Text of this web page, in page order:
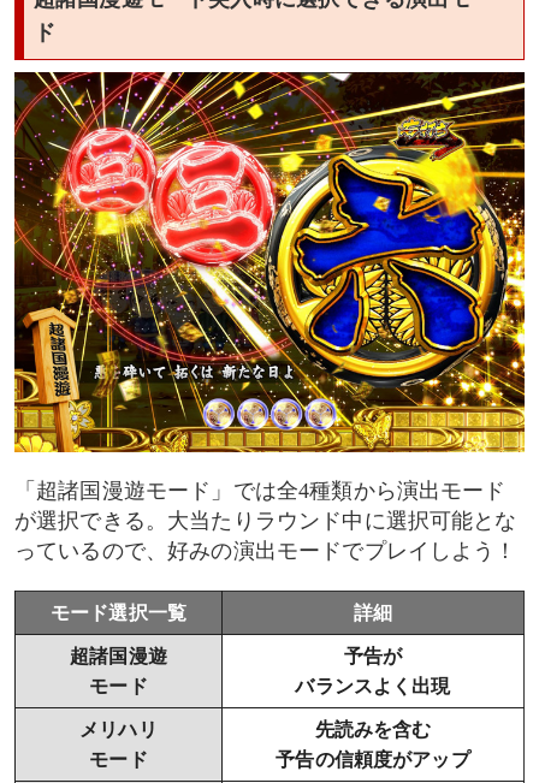
ド
「超諸国漫遊モード」では全4種類から演出モード
が選択できる。大当たりラウンド中に選択可能とな
っているので、好みの演出モードでプレイしよう！
モード選択一覧 詳細
超諸国漫遊
モード
予告が
バランスよく出現
メリハリ
モード
先読みを含む
予告の信頼度がアップ